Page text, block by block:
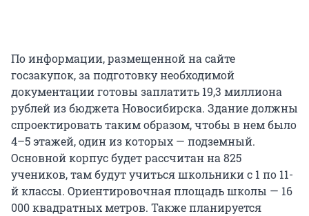
По информации, размещенной на сайте
госзакупок, за подготовку необходимой
документации готовы заплатить 19,3 миллиона
рублей из бюджета Новосибирска. Здание должны
спроектировать таким образом, чтобы в нем было
4–5 этажей, один из которых — подземный.
Основной корпус будет рассчитан на 825
учеников, там будут учиться школьники с 1 по 11-
й классы. Ориентировочная площадь школы — 16
000 квадратных метров. Также планируется